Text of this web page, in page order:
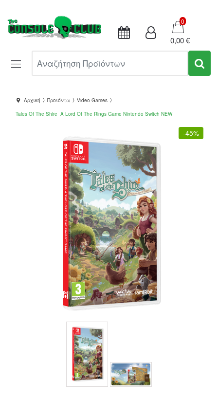
Καλάθι
0
0,00 €
Αρχική Προϊόντα
Video Games
Tales Of The Shire A Lord Of The Rings Game Nintendo Switch NEW
-45%